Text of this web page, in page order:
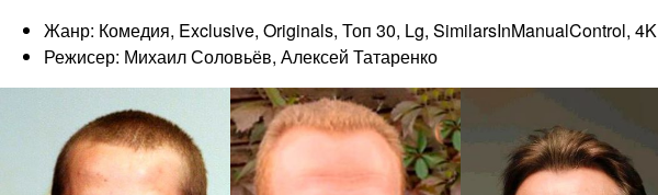
Жанр: Комедия, Exclusive, Originals, Топ 30, Lg, SimilarsInManualControl, 4K
Режисер: Михаил Соловьёв, Алексей Татаренко